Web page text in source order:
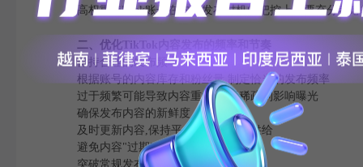
高权重TikTok账号在内容发布时机的把控上需要充分考虑
二、优化TikTok内容发布的频率和节奏
保持合理的发布频率
根据账号的内容库存和粉丝量,制定恰当的发布频率
过于频繁可能导致内容重复,过于稀疏则影响曝光
确保发布内容的新鲜度
及时更新内容,保持平台内容的持续供给
避免内容"过期"而失去传播热度
突破常规发布时间